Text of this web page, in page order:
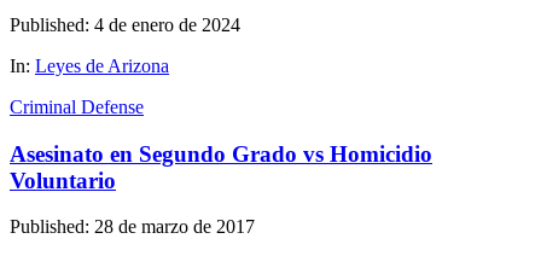
Published: 4 de enero de 2024
In: Leyes de Arizona
Criminal Defense
Asesinato en Segundo Grado vs Homicidio
Voluntario
Published: 28 de marzo de 2017